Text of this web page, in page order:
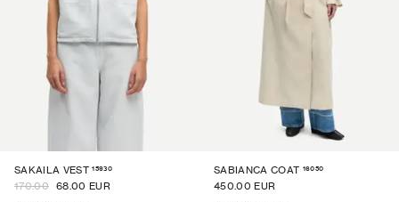
SAKAILA VEST 15930
170.00 68.00 EUR
SABIANCA COAT 16050
450.00 EUR